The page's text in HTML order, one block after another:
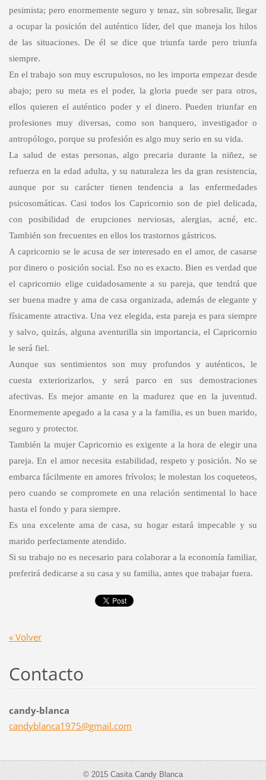
pesimista; pero enormemente seguro y tenaz, sin sobresalir, llegar
a ocupar la posición del auténtico líder, del que maneja los hilos
de las situaciones. De él se dice que triunfa tarde pero triunfa
siempre.
En el trabajo son muy escrupulosos, no les importa empezar desde
abajo; pero su meta es el poder, la gloria puede ser para otros,
ellos quieren el auténtico poder y el dinero. Pueden triunfar en
profesiones muy diversas, como son banquero, investigador o
antropólogo, porque su profesión es algo muy serio en su vida.
La salud de estas personas, algo precaria durante la niñez, se
refuerza en la edad adulta, y su naturaleza les da gran resistencia,
aunque por su carácter tienen tendencia a las enfermedades
psicosomáticas. Casi todos los Capricornio son de piel delicada,
con posibilidad de erupciones nerviosas, alergias, acné, etc.
También son frecuentes en ellos los trastornos gástricos.
A capricornio se le acusa de ser interesado en el amor, de casarse
por dinero o posición social. Eso no es exacto. Bien es verdad que
el capricornio elige cuidadosamente a su pareja, que tendrá que
ser buena madre y ama de casa organizada, además de elegante y
físicamente atractiva. Una vez elegida, esta pareja es para siempre
y salvo, quizás, alguna aventurilla sin importancia, el Capricornio
le será fiel.
Aunque sus sentimientos son muy profundos y auténticos, le
cuesta exteriorizarlos, y será parco en sus demostraciones
afectivas. Es mejor amante en la madurez que en la juventud.
Enormemente apegado a la casa y a la familia, es un buen marido,
seguro y protector.
También la mujer Capricornio es exigente a la hora de elegir una
pareja. En el amor necesita estabilidad, respeto y posición. No se
embarca fácilmente en amores frívolos; le molestan los coqueteos,
pero cuando se compromete en una relación sentimental lo hace
hasta el fondo y para siempre.
Es una excelente ama de casa, su hogar estará impecable y su
marido perfectamente atendido.
Si su trabajo no es necesario para colaborar a la economía familiar,
preferirá dedicarse a su casa y su familia, antes que trabajar fuera.
« Volver
Contacto
candy-blanca
candyblanca1975@gmail.com
© 2015 Casita Candy Blanca